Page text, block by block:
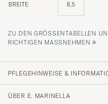
BREITE 8,5
ZU DEN GRÖSSENTABELLEN
ICHTIGEN MASSNEHMEN
»
PFLEGEHINWEISE &
ÜBER E. MARINELLA